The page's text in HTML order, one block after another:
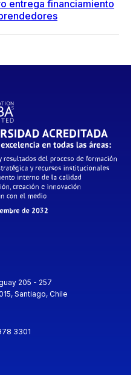
entrega financiamiento
205 - 257
Santiago, Chile
3301